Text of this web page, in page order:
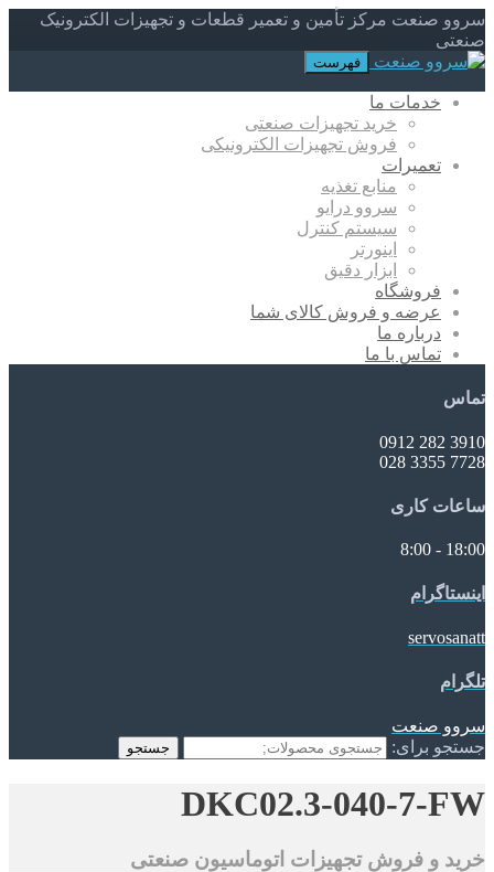
سروو صنعت مرکز تأمین و تعمیر قطعات و تجهیزات الکترونیک
صنعتی
فهرست
خدمات ما
خرید تجهیزات صنعتی
فروش تجهیزات الکترونیکی
تعمیرات
منابع تغذیه
سروو درایو
سیستم کنترل
اینورتر
ابزار دقیق
فروشگاه
عرضه و فروش کالای شما
درباره ما
تماس با ما
تماس
3910 282 0912
7728 3355 028
ساعات کاری
18:00 - 8:00
اینستاگرام
servosanatt
تلگرام
سروو صنعت
جستجو برای:
جستجو
DKC02.3-040-7-FW
خرید و فروش تجهیزات اتوماسیون صنعتی